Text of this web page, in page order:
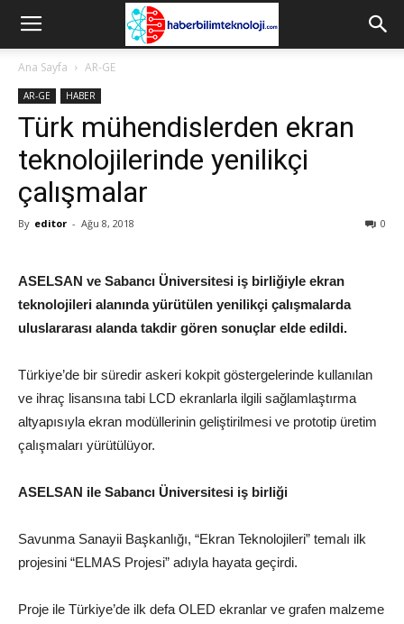
Ana Sayfa AR-GE
AR-GE HABER
Türk mühendislerden ekran
teknolojilerinde yenilikçi
çalışmalar
By editor - Ağu 8, 2018 0
ASELSAN ve Sabancı Üniversitesi iş birliğiyle ekran
teknolojileri alanında yürütülen yenilikçi çalışmalarda
uluslararası alanda takdir gören sonuçlar elde edildi.
Türkiye’de bir süredir askeri kokpit göstergelerinde kullanılan
ve ihraç lisansına tabi LCD ekranlarla ilgili sağlamlaştırma
altyapısıyla ekran modüllerinin geliştirilmesi ve prototip üretim
çalışmaları yürütülüyor.
ASELSAN ile Sabancı Üniversitesi iş birliği
Savunma Sanayii Başkanlığı, “Ekran Teknolojileri” temalı ilk
projesini “ELMAS Projesi” adıyla hayata geçirdi.
Proje ile Türkiye’de ilk defa OLED ekranlar ve grafen malzeme